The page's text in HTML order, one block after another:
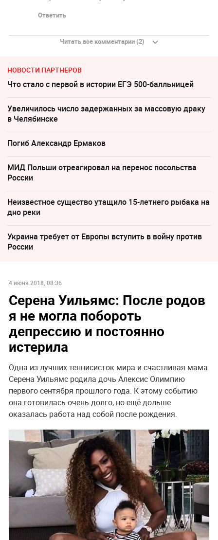
Ответить
Читать все комментарии (2)
НОВОСТИ ПАРТНЕРОВ
Что стало с первой в истории ЕГЭ 500-балльницей
Увеличилось число задержанных за массовую драку
в Челябинске
Погиб Александр Ермаков
МИД Польши отреагировал на перенос посольства
России
Неизвестное существо утащило 15-летнего рыбака на
дно реки
Украина требует от Европы вступить в войну против
России
4 июня 2018, 08:36
Серена Уильямс: После родов
я не могла побороть
депрессию и постоянно
истерила
Одна из лучших теннисисток мира и счастливая мама
Серена Уильямс родила дочь Алексис Олимпию
первого сентября прошлого года. К этому событию
она готовилась очень долго, но ещё дольше
оказалась работа над собой после рождения.